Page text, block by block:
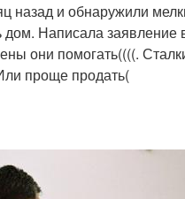
назад и обнаружили
дом. Написала
они помогать((((.
проще продать(